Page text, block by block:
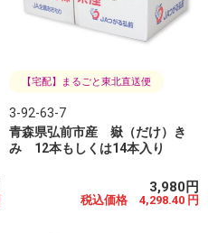
【宅配】まるごと東北直送便
3-92-63-7
青森県弘前市産 嶽（だけ）き
み 12本もしくは14本入り
3,980円
税込価格 4,298.40 円